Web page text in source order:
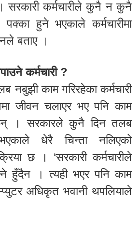
सरकारी कर्मचारीले कुनै न कुनै
हुने भएकाले कर्मचारीमा
बताए ।
कर्मचारी ?
नबुझी काम गरिरहेका कर्मचारी
जीवन चलाएर भए पनि काम
। सरकारले कुनै दिन तलब
धेरै चिन्ता नलिएको
छ । ‘सरकारी कर्मचारीले
हुँदैन । त्यही भएर पनि काम
अधिकृत भवानी थपलियाले